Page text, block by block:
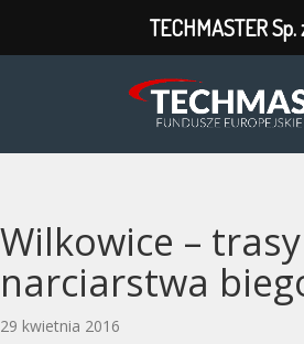
TECHMASTER
o.
o.
Wilkowice –
narciarstwa
29 kwietnia 2016
TECHMASTER Sp.